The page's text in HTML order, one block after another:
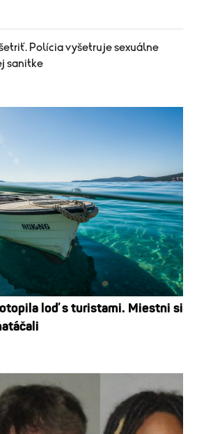
Polícia vyšetruje sexuálne
sanitke
loď s turistami. Miestni si